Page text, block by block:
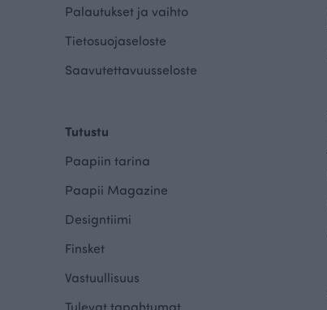
Palautukset ja vaihto
Tietosuojaseloste
Saavutettavuusseloste
Tutustu
Paapiin tarina
Paapii Magazine
Designtiimi
Finsket
Vastuullisuus
Tulevat tapahtumat